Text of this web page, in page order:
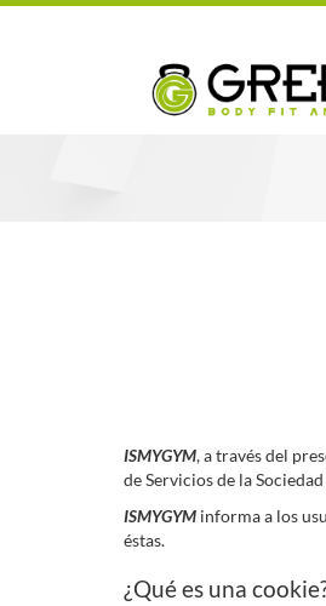
ISMYGYM, a través del
de Servicios de la
ISMYGYM informa a los
éstas.
¿Qué es una